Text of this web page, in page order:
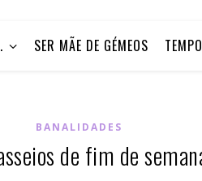
SER MÃE DE GÉMEOS
BANALIDADES
de fim de